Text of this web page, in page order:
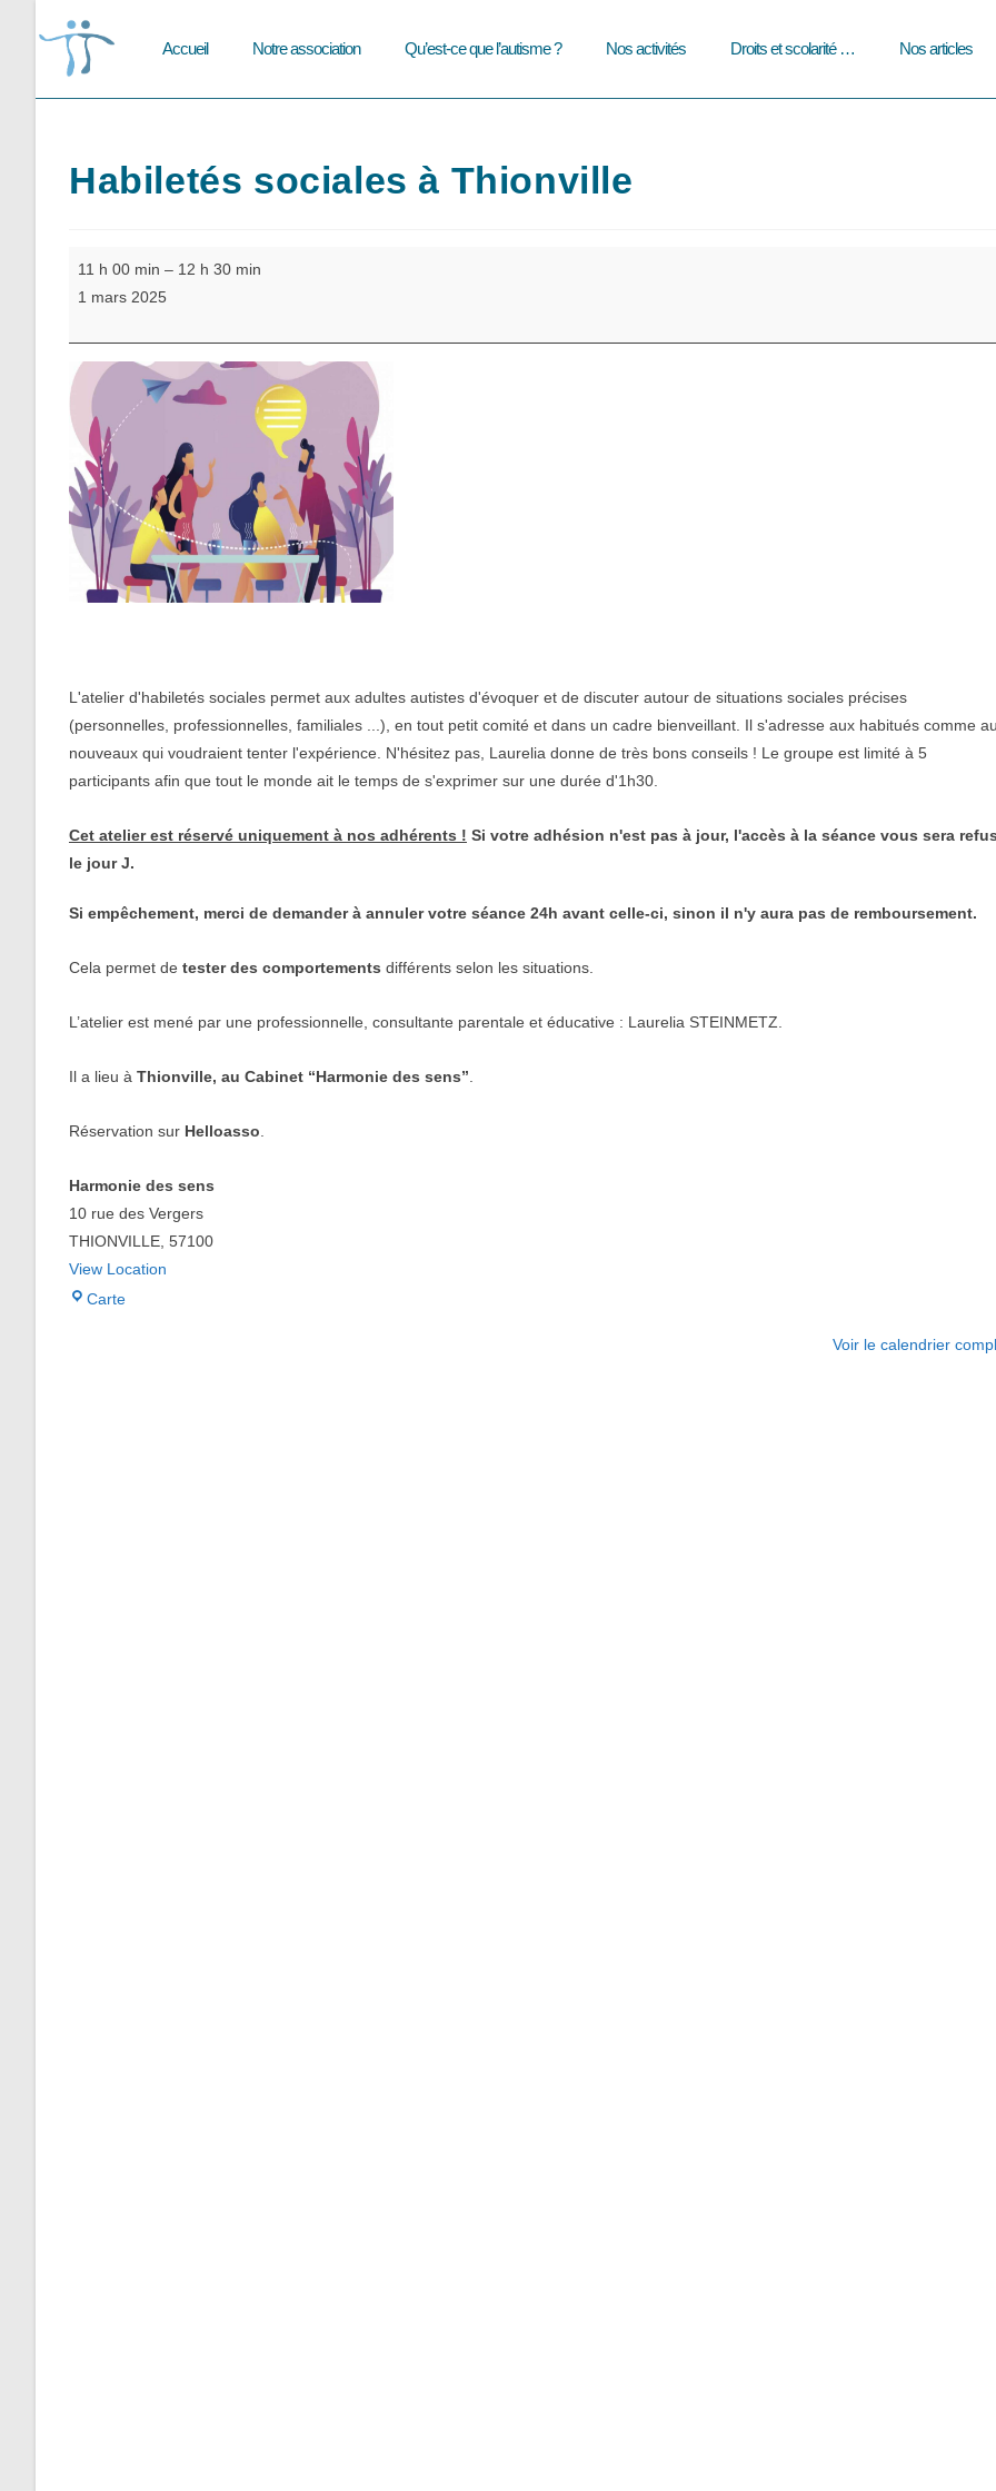
Accueil Notre association Qu’est-ce que l’autisme ? Nos activités Droits et scolarité … Nos articles
Habiletés sociales à Thionville
Thionville
11 h 00 min – 12 h 30 min
1 mars 2025
L'atelier d'habiletés sociales permet aux adultes autistes d'évoquer et de discuter autour de situations sociales précises
(personnelles, professionnelles, familiales ...), en tout petit comité et dans un cadre bienveillant. Il s'adresse aux habitués comme
nouveaux qui voudraient tenter l'expérience. N'hésitez pas, Laurelia donne de très bons conseils ! Le groupe est limité à 5
participants afin que tout le monde ait le temps de s'exprimer sur une durée d'1h30.
Cet atelier est réservé uniquement à nos adhérents ! Si votre adhésion n'est pas à jour, l'accès à la séance vous sera
le jour J.
Si empêchement, merci de demander à annuler votre séance 24h avant celle-ci, sinon il n'y aura pas de remboursement.
Cela permet de tester des comportements différents selon les situations.
L’atelier est mené par une professionnelle, consultante parentale et éducative : Laurelia STEINMETZ.
Il a lieu à Thionville, au Cabinet “Harmonie des sens”.
Réservation sur Helloasso.
Harmonie des sens
10 rue des Vergers
THIONVILLE, 57100
View Location
CarteHarmonie
Voir le calendrier